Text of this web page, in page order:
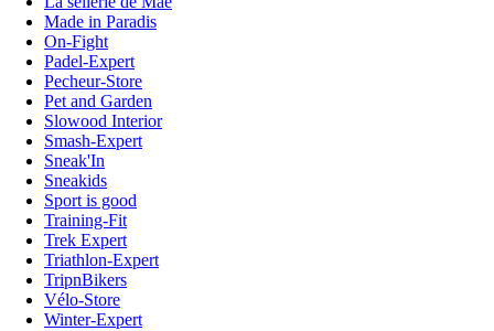
Made in Paradis
On-Fight
Padel-Expert
Pecheur-Store
Pet and Garden
Slowood Interior
Smash-Expert
Sneak'In
Sneakids
Sport is good
Training-Fit
Trek Expert
Triathlon-Expert
TripnBikers
Vélo-Store
Winter-Expert